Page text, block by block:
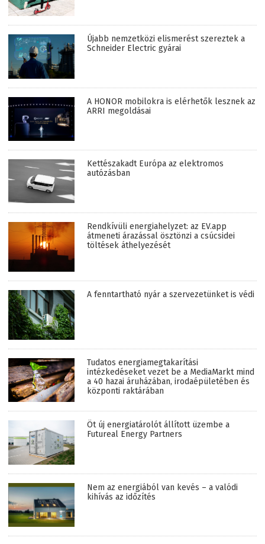
Újabb nemzetközi elismerést szereztek a
Schneider Electric gyárai
A HONOR mobilokra is elérhetők lesznek az
ARRI megoldásai
Kettészakadt Európa az elektromos
autózásban
Rendkívüli energiahelyzet: az EV.app
átmeneti árazással ösztönzi a csúcsidei
töltések áthelyezését
A fenntartható nyár a szervezetünket is védi
Tudatos energiamegtakarítási
intézkedéseket vezet be a MediaMarkt mind
a 40 hazai áruházában, irodaépületében és
központi raktárában
Öt új energiatárolót állított üzembe a
Futureal Energy Partners
Nem az energiából van kevés – a valódi
kihívás az időzítés